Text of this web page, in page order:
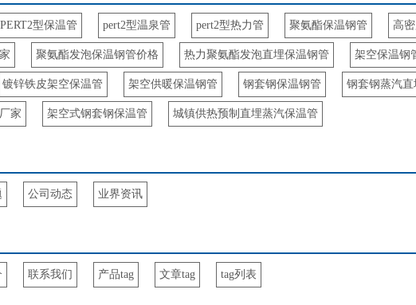
PERT2型保温管 pert2型温泉管 pert2型热力管 聚氨酯保温钢管 高
聚氨酯发泡保温钢管价格 热力聚氨酯发泡直埋保温钢管 架空保温钢
镀锌铁皮架空保温管 架空供暖保温钢管 钢套钢保温钢管 钢套钢蒸汽
家 架空式钢套钢保温管 城镇供热预制直埋蒸汽保温管
公司动态 业界资讯
联系我们 产品tag 文章tag tag列表